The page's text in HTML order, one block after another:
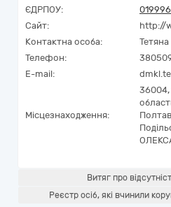
ЄДРПОУ:
Сайт:
http://
Контактна особа:
Тетяна
Телефон:
E-mail:
Місцезнаходження:
36004,
Витяг про
Реєстр осіб, які вчинили